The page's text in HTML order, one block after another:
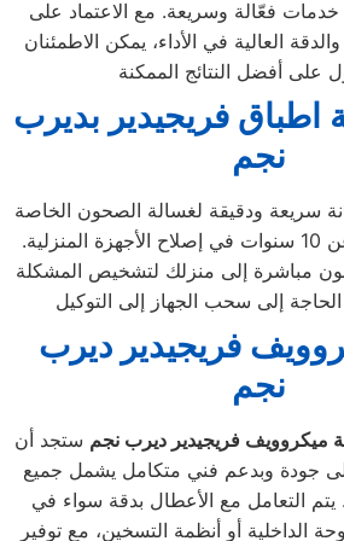
خدمات فعّالة وسريعة. مع الاعتماد على
العالية في الأداء، يمكن الاطمئنان
اطباق فريجيدير بديرب
نجم
سريعة ودقيقة لغسالة الصحون الخاصة
بك، مع خبرة تزيد عن 10 سنوات في إصلاح الأجهزة المنزلية.
مباشرة إلى منزلك لتشخيص المشكلة
فريجيدير ديرب
نجم
ميكروويف فريجيدير ديرب نجم ستجد أن
جودة وبدعم فني متكامل يشمل جميع
التعامل مع الأعطال بدقة سواء في
الداخلية أو أنظمة التسخين، مع توفير